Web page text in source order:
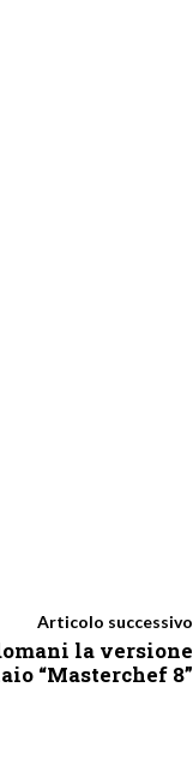
Articolo successivo
la versione
“Masterchef 8”